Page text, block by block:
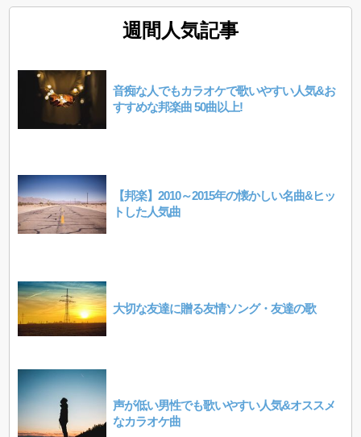
週間人気記事
音痴な人でもカラオケで歌いやすい人気&お
すすめな邦楽曲 50曲以上!
【邦楽】2010～2015年の懐かしい名曲&ヒッ
トした人気曲
大切な友達に贈る友情ソング・友達の歌
声が低い男性でも歌いやすい人気&オススメ
なカラオケ曲